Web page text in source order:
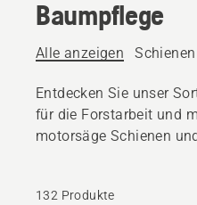
Baumpflege
Alle anzeigen Schienen
Entdecken Sie unser
für die Forstarbeit und
motorsäge Schienen
Ausrüstung, die Sie
132 Produkte